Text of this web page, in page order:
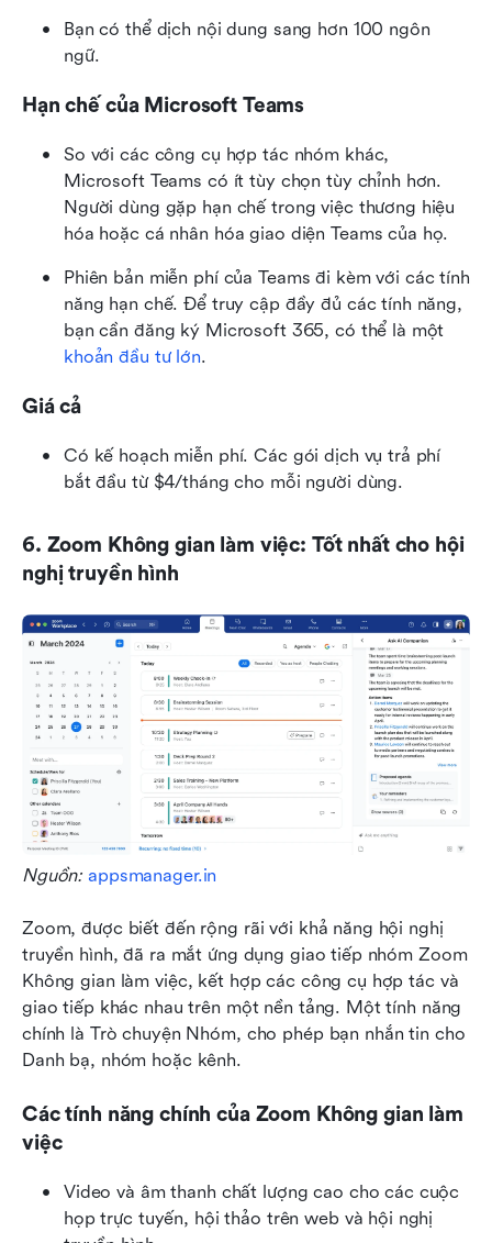
Bạn có thể dịch nội dung sang hơn 100 ngôn
ngữ.
Hạn chế của Microsoft Teams
So với các công cụ hợp tác nhóm khác,
Microsoft Teams có ít tùy chọn tùy chỉnh hơn.
Người dùng gặp hạn chế trong việc thương hiệu
hóa hoặc cá nhân hóa giao diện Teams của họ.
Phiên bản miễn phí của Teams đi kèm với các tính
năng hạn chế. Để truy cập đầy đủ các tính năng,
khoản đầu tư lớn.
Giá cả
Có kế hoạch miễn phí. Các gói dịch vụ trả phí
bắt đầu từ $4/tháng cho mỗi người dùng.
6. Zoom Không gian làm việc: Tốt nhất cho hội
nghị truyền hình
Nguồn: appsmanager.in
Zoom, được biết đến rộng rãi với khả năng hội nghị
truyền hình, đã ra mắt ứng dụng giao tiếp nhóm Zoom
Không gian làm việc, kết hợp các công cụ hợp tác và
giao tiếp khác nhau trên một nền tảng. Một tính năng
chính là Trò chuyện Nhóm, cho phép bạn nhắn tin cho
Danh bạ, nhóm hoặc kênh.
Các tính năng chính của Zoom Không gian làm
việc
Video và âm thanh chất lượng cao cho các cuộc
họp trực tuyến, hội thảo trên web và hội nghị